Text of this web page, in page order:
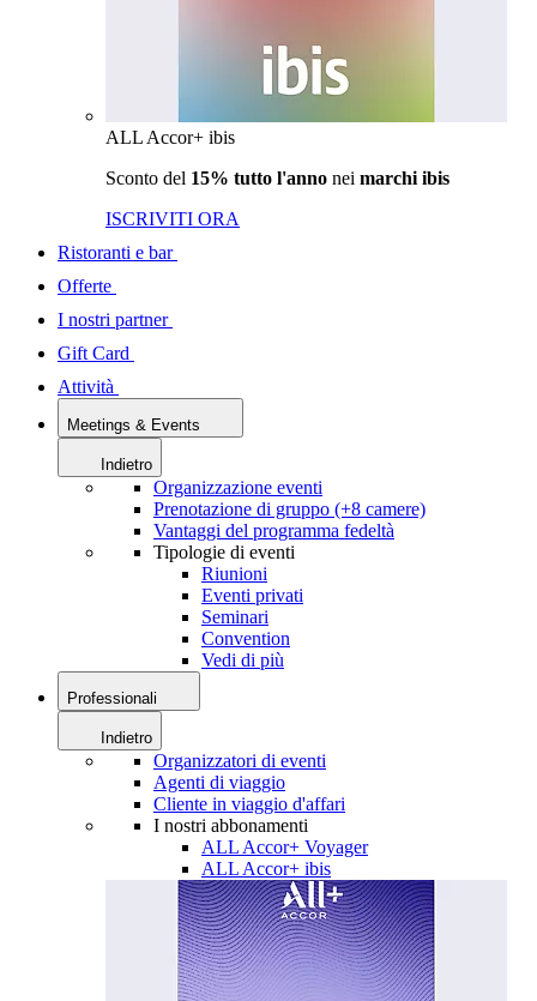
ALL Accor+ ibis
Sconto del 15% tutto l'anno nei marchi ibis
ISCRIVITI ORA
Ristoranti e bar
Offerte
I nostri partner
Gift Card
Attività
Meetings & Events
Indietro
Organizzazione eventi
Prenotazione di gruppo (+8 camere)
Vantaggi del programma fedeltà
Tipologie di eventi
Riunioni
Eventi privati
Seminari
Convention
Vedi di più
Professionali
Indietro
Organizzatori di eventi
Agenti di viaggio
Cliente in viaggio d'affari
I nostri abbonamenti
ALL Accor+ Voyager
ALL Accor+ ibis